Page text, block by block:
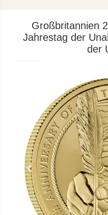
Großbritannien
Jahrestag der
der
Previous